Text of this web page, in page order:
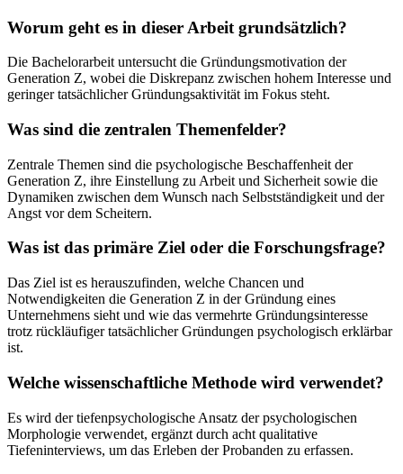
Worum geht es in dieser Arbeit grundsätzlich?
Die Bachelorarbeit untersucht die Gründungsmotivation der
Generation Z, wobei die Diskrepanz zwischen hohem Interesse und
geringer tatsächlicher Gründungsaktivität im Fokus steht.
Was sind die zentralen Themenfelder?
Zentrale Themen sind die psychologische Beschaffenheit der
Generation Z, ihre Einstellung zu Arbeit und Sicherheit sowie die
Dynamiken zwischen dem Wunsch nach Selbstständigkeit und der
Angst vor dem Scheitern.
Was ist das primäre Ziel oder die Forschungsfrage?
Das Ziel ist es herauszufinden, welche Chancen und
Notwendigkeiten die Generation Z in der Gründung eines
Unternehmens sieht und wie das vermehrte Gründungsinteresse
trotz rückläufiger tatsächlicher Gründungen psychologisch erklärbar
ist.
Welche wissenschaftliche Methode wird verwendet?
Es wird der tiefenpsychologische Ansatz der psychologischen
Morphologie verwendet, ergänzt durch acht qualitative
Tiefeninterviews, um das Erleben der Probanden zu erfassen.